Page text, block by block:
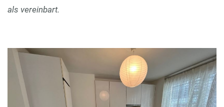
als vereinbart.